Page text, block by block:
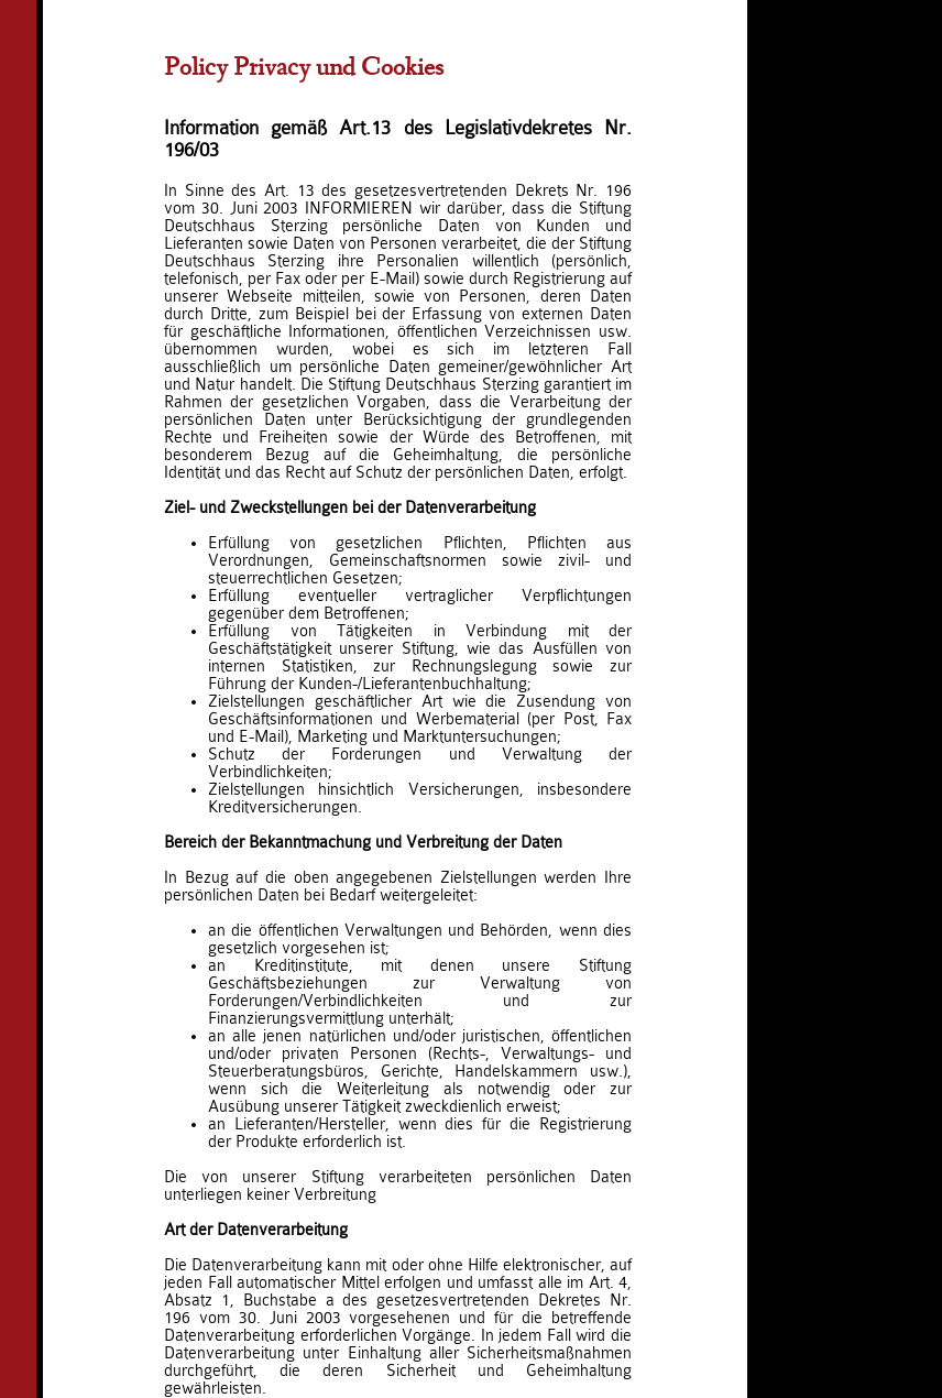
Policy Privacy und Cookies
Information gemäß Art.13 des Legislativdekretes Nr.
196/03
In Sinne des Art. 13 des gesetzesvertretenden Dekrets Nr. 196
vom 30. Juni 2003 INFORMIEREN wir darüber, dass die Stiftung
Deutschhaus Sterzing persönliche Daten von Kunden und
Lieferanten sowie Daten von Personen verarbeitet, die der Stiftung
Deutschhaus Sterzing ihre Personalien willentlich (persönlich,
telefonisch, per Fax oder per E-Mail) sowie durch Registrierung auf
unserer Webseite mitteilen, sowie von Personen, deren Daten
durch Dritte, zum Beispiel bei der Erfassung von externen Daten
für geschäftliche Informationen, öffentlichen Verzeichnissen usw.
übernommen wurden, wobei es sich im letzteren Fall
ausschließlich um persönliche Daten gemeiner/gewöhnlicher Art
und Natur handelt. Die Stiftung Deutschhaus Sterzing garantiert im
Rahmen der gesetzlichen Vorgaben, dass die Verarbeitung der
persönlichen Daten unter Berücksichtigung der grundlegenden
Rechte und Freiheiten sowie der Würde des Betroffenen, mit
besonderem Bezug auf die Geheimhaltung, die persönliche
Identität und das Recht auf Schutz der persönlichen Daten, erfolgt.
Ziel- und Zweckstellungen bei der Datenverarbeitung
Erfüllung von gesetzlichen Pflichten, Pflichten aus
Verordnungen, Gemeinschaftsnormen sowie zivil- und
steuerrechtlichen Gesetzen;
Erfüllung eventueller vertraglicher Verpflichtungen
gegenüber dem Betroffenen;
Erfüllung von Tätigkeiten in Verbindung mit der
Geschäftstätigkeit unserer Stiftung, wie das Ausfüllen von
internen Statistiken, zur Rechnungslegung sowie zur
Führung der Kunden-/Lieferantenbuchhaltung;
Zielstellungen geschäftlicher Art wie die Zusendung von
Geschäftsinformationen und Werbematerial (per Post, Fax
und E-Mail), Marketing und Marktuntersuchungen;
Schutz der Forderungen und Verwaltung der
Verbindlichkeiten;
Zielstellungen hinsichtlich Versicherungen, insbesondere
Kreditversicherungen.
Bereich der Bekanntmachung und Verbreitung der Daten
In Bezug auf die oben angegebenen Zielstellungen werden Ihre
persönlichen Daten bei Bedarf weitergeleitet:
an die öffentlichen Verwaltungen und Behörden, wenn dies
gesetzlich vorgesehen ist;
an Kreditinstitute, mit denen unsere Stiftung
Geschäftsbeziehungen zur Verwaltung von
Forderungen/Verbindlichkeiten und zur
Finanzierungsvermittlung unterhält;
an alle jenen natürlichen und/oder juristischen, öffentlichen
und/oder privaten Personen (Rechts-, Verwaltungs- und
Steuerberatungsbüros, Gerichte, Handelskammern usw.),
wenn sich die Weiterleitung als notwendig oder zur
Ausübung unserer Tätigkeit zweckdienlich erweist;
an Lieferanten/Hersteller, wenn dies für die Registrierung
der Produkte erforderlich ist.
Die von unserer Stiftung verarbeiteten persönlichen Daten
unterliegen keiner Verbreitung
Art der Datenverarbeitung
Die Datenverarbeitung kann mit oder ohne Hilfe elektronischer, auf
jeden Fall automatischer Mittel erfolgen und umfasst alle im Art. 4,
Absatz 1, Buchstabe a des gesetzesvertretenden Dekretes Nr.
196 vom 30. Juni 2003 vorgesehenen und für die betreffende
Datenverarbeitung erforderlichen Vorgänge. In jedem Fall wird die
Datenverarbeitung unter Einhaltung aller Sicherheitsmaßnahmen
durchgeführt, die deren Sicherheit und Geheimhaltung
gewährleisten.